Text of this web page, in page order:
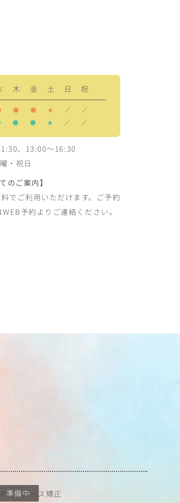
木 金 土 日
祝
● ● ★ ／ ／
● ● ★ ／ ／
、13:00～16:30
・祝日
のご案内】
でご利用いただけます。ご予約
予約よりご連絡ください。
ウスピース矯正